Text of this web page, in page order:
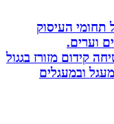
העיסוק
מזורז בגגול